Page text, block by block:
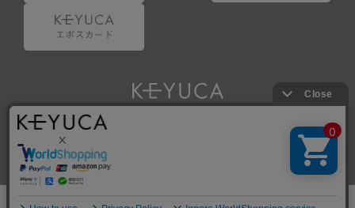
Copyright © KAWAJUN Co., Ltd. All Rights Reserved.